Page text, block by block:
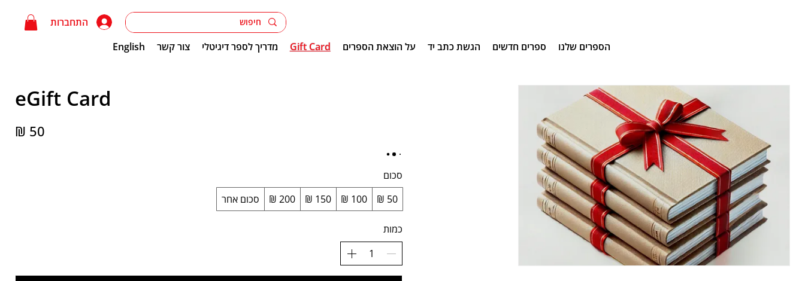
התחברות
הספרים שלנו
ספרים חדשים הגשת כתב יד על הוצאת הספרים Gift Card מדריך לספר דיגיטלי צור קשר English
eGift Card
סכום
סכום אחר
כמות